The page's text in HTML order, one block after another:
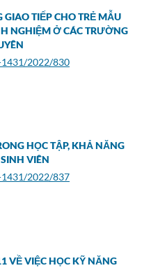
TIẾP CHO TRẺ MẪU
NGHIỆM Ở CÁC TRƯỜNG
2022/830
HỌC TẬP, KHẢ NĂNG
VIÊN
2022/837
VỀ VIỆC HỌC KỸ NĂNG